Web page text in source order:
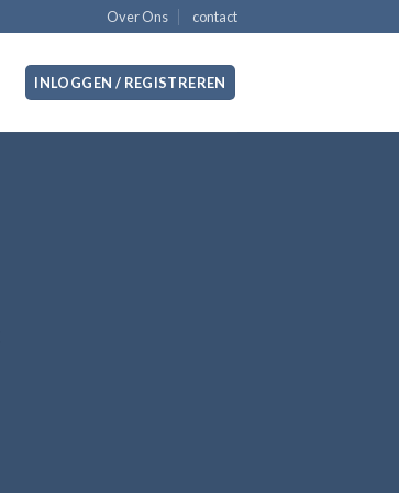
Over Ons contact
INLOGGEN / REGISTREREN